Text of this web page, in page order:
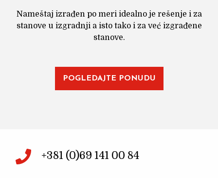
Nameštaj izrađen po meri idealno je rešenje i za
stanove u izgradnji a isto tako i za već izgrađene
stanove.
POGLEDAJTE PONUDU
+381 (0)69 141 00 84